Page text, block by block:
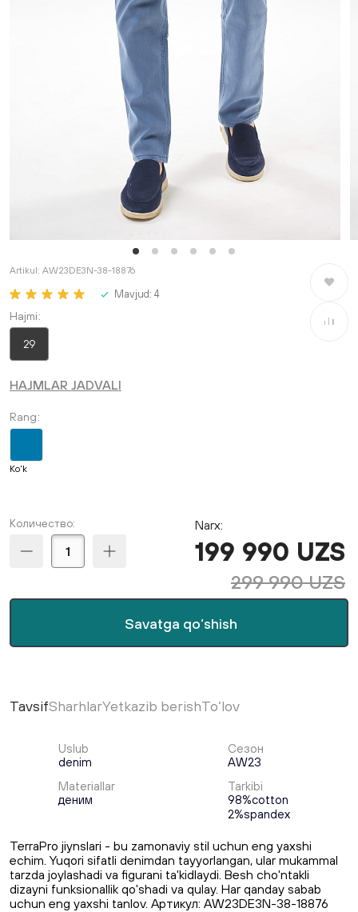
Artikul: AW23DE3N-38-18876
Mavjud: 4
Hajmi
29
HAJMLAR JADVALI
Rang
Ko'k
Количество:
Savatga qo‘shish
Narx:
199 990 UZS
299 990 UZS
TavsifSharhlarYetkazib berishTo‘lov
Uslub
denim
Сезон
AW23
Materiallar
деним
Tarkibi
98%cotton
2%spandex
TerraPro jiynslari - bu zamonaviy stil uchun eng yaxshi
echim. Yuqori sifatli denimdan tayyorlangan, ular mukammal
tarzda joylashadi va figurani ta'kidlaydi. Besh cho'ntakli
dizayni funksionallik qo'shadi va qulay. Har qanday sabab
uchun eng yaxshi tanlov. Артикул: AW23DE3N-38-18876